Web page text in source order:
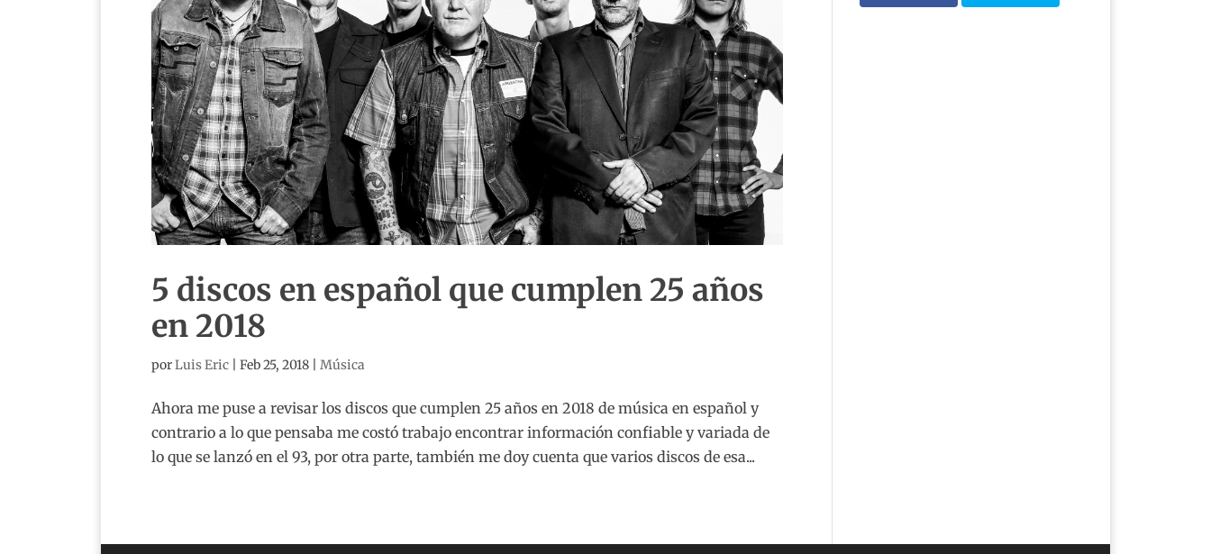
5 discos en español que cumplen 25 años
en 2018
porLuis Eric Feb 25, 2018 Música
Ahora me puse a revisar los discos que cumplen 25 años en 2018 de música en español y
contrario a lo que pensaba me costó trabajo encontrar información confiable y variada de
lo que se lanzó en el 93, por otra parte, también me doy cuenta que varios discos de esa...